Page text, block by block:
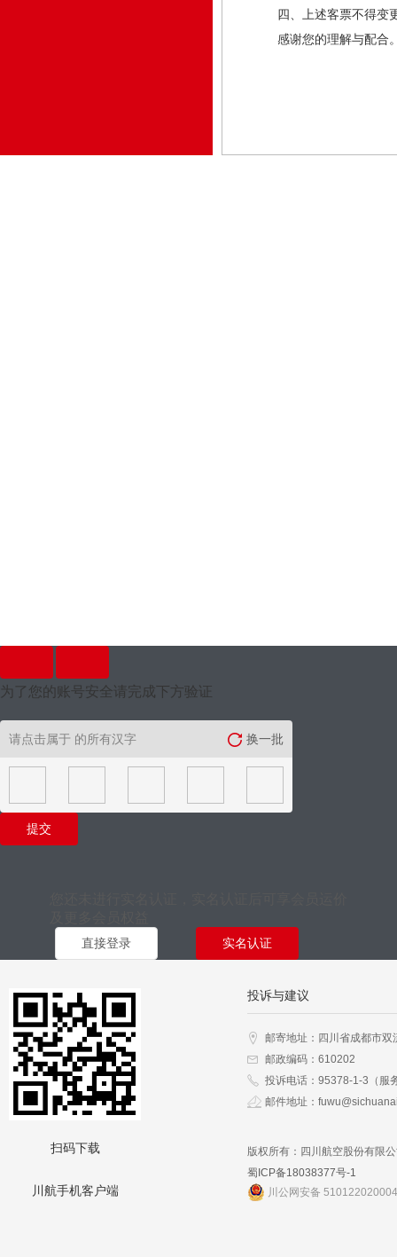
四、上述客票不得变更
感谢您的理解与配合
为了您的账号安全请完成下方验证
请点击属于 的所有汉字 换一批
提交
直接登录 实名认证
扫码下载
川航手机客户端
投诉与建议
邮寄地址：四川省成都市
邮政编码：610202
投诉电话：95378-1-3（服
邮件地址：
版权所有：四川航空股份有限
蜀ICP备18038377号-1
川公网安备